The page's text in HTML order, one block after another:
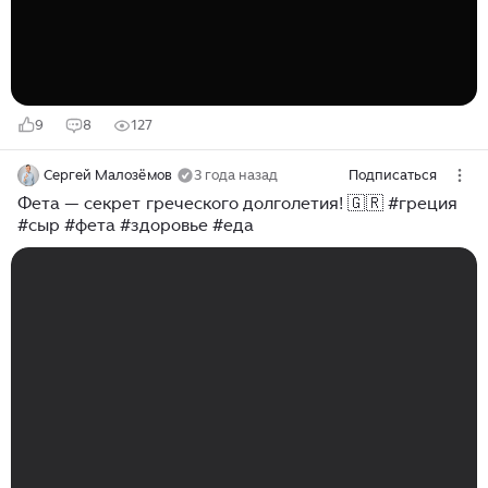
9 8 127
Сергей Малозёмов 3 года назад Подписаться
Фета — секрет греческого долголетия! 🇬🇷 #греция
#сыр #фета #здоровье #еда